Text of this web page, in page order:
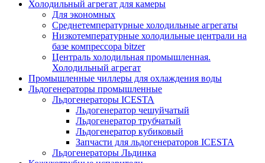
Холодильный агрегат для камеры
Для экономных
Среднетемпературные холодильные агрегаты
Низкотемпературные холодильные централи на
базе компрессора bitzer
Централь холодильная промышленная.
Холодильный агрегат
Промышленные чиллеры для охлаждения воды
Льдогенераторы промышленные
Льдогенераторы ICESTA
Льдогенератор чешуйчатый
Льдогенератор трубчатый
Льдогенератор кубиковый
Запчасти для льдогенераторов ICESTA
Льдогенераторы Льдинка